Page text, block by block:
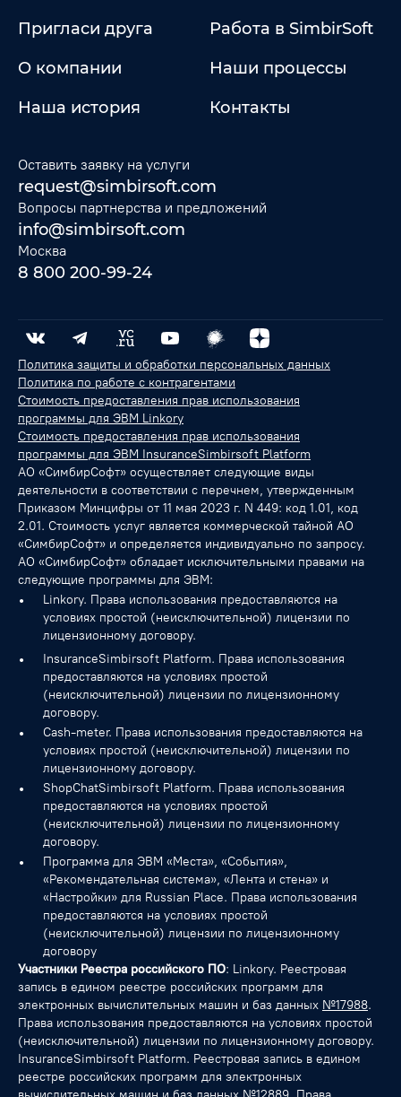
Пригласи друга
Работа в SimbirSoft
О компании
Наши процессы
Наша история
Контакты
Оставить заявку на услуги
request@simbirsoft.com
Вопросы партнерства и предложений
info@simbirsoft.com
Москва
8 800 200-99-24
Политика защиты и обработки персональных данных
Политика по работе с контрагентами
Стоимость предоставления прав использования
программы для ЭВМ Linkory
Стоимость предоставления прав использования
программы для ЭВМ InsuranceSimbirsoft Platform
АО «СимбирСофт» осуществляет следующие виды
деятельности в соответствии с перечнем, утвержденным
Приказом Минцифры от 11 мая 2023 г. N 449: код 1.01, код
2.01. Стоимость услуг является коммерческой тайной АО
«СимбирСофт» и определяется индивидуально по запросу.
АО «СимбирСофт» обладает исключительными правами на
следующие программы для ЭВМ:
Linkory. Права использования предоставляются на
условиях простой (неисключительной) лицензии по
лицензионному договору.
InsuranceSimbirsoft Platform. Права использования
предоставляются на условиях простой
(неисключительной) лицензии по лицензионному
договору.
Cash-meter. Права использования предоставляются на
условиях простой (неисключительной) лицензии по
лицензионному договору.
ShopChatSimbirsoft Platform. Права использования
предоставляются на условиях простой
(неисключительной) лицензии по лицензионному
договору.
Программа для ЭВМ «Места», «События»,
«Рекомендательная система», «Лента и стена» и
«Настройки» для Russian Place. Права использования
предоставляются на условиях простой
(неисключительной) лицензии по лицензионному
договору
Участники Реестра российского ПО: Linkory. Реестровая
запись в едином реестре российских программ для
электронных вычислительных машин и баз данных №17988.
Права использования предоставляются на условиях простой
(неисключительной) лицензии по лицензионному договору.
InsuranceSimbirsoft Platform. Реестровая запись в едином
реестре российских программ для электронных